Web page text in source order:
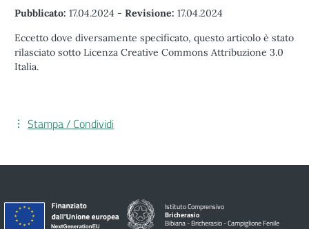
Pubblicato: 17.04.2024 - Revisione: 17.04.2024
Eccetto dove diversamente specificato, questo articolo è stato
rilasciato sotto Licenza Creative Commons Attribuzione 3.0
Italia.
Stampa / Condividi
Istituto Comprensivo
Bricherasio
Bibiana - Bricherasio - Campiglione Fenile